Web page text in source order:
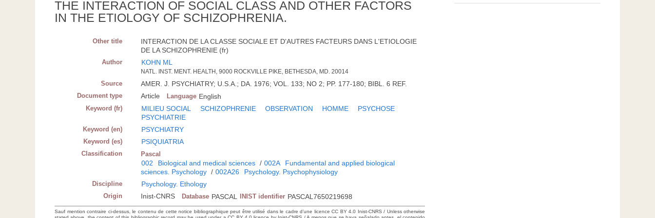
THE INTERACTION OF SOCIAL CLASS AND OTHER FACTORS
IN THE ETIOLOGY OF SCHIZOPHRENIA.
Other title
INTERACTION DE LA CLASSE SOCIALE ET D'AUTRES FACTEURS DANS L'ETIOLOGIE
DE LA SCHIZOPHRENIE (fr)
Author KOHN ML
NATL. INST. MENT. HEALTH, 9000 ROCKVILLE PIKE, BETHESDA, MD. 20014
Source AMER. J. PSYCHIATRY; U.S.A.; DA. 1976; VOL. 133; NO 2; PP. 177-180; BIBL. 6 REF.
Document type Article Language English
Keyword (fr) MILIEU SOCIAL SCHIZOPHRENIE OBSERVATION HOMME
PSYCHOSE
PSYCHIATRIE
Keyword (en) PSYCHIATRY
Keyword (es) PSIQUIATRIA
Classification Pascal
002 Biological and medical sciences / 002A
Fundamental and applied biological
sciences. Psychology / 002A26 Psychology. Psychophysiology
Discipline Psychology. Ethology
Origin Inist-CNRS Database PASCAL INIST identifier PASCAL7650219698
Sauf mention contraire ci-dessus, le contenu de cette notice bibliographique peut être utilisé dans le cadre d’une licence CC BY 4.0 Inist-CNRS / Unless otherwise